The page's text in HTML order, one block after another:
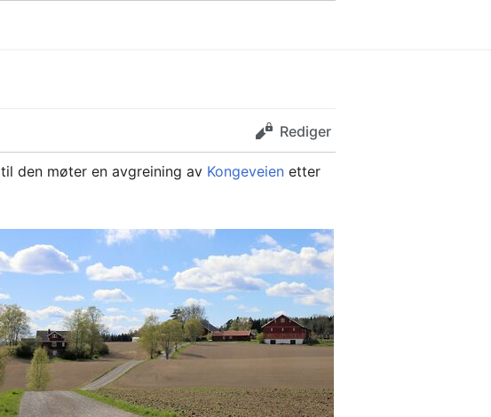
Rediger
til den møter en avgreining av Kongeveien etter